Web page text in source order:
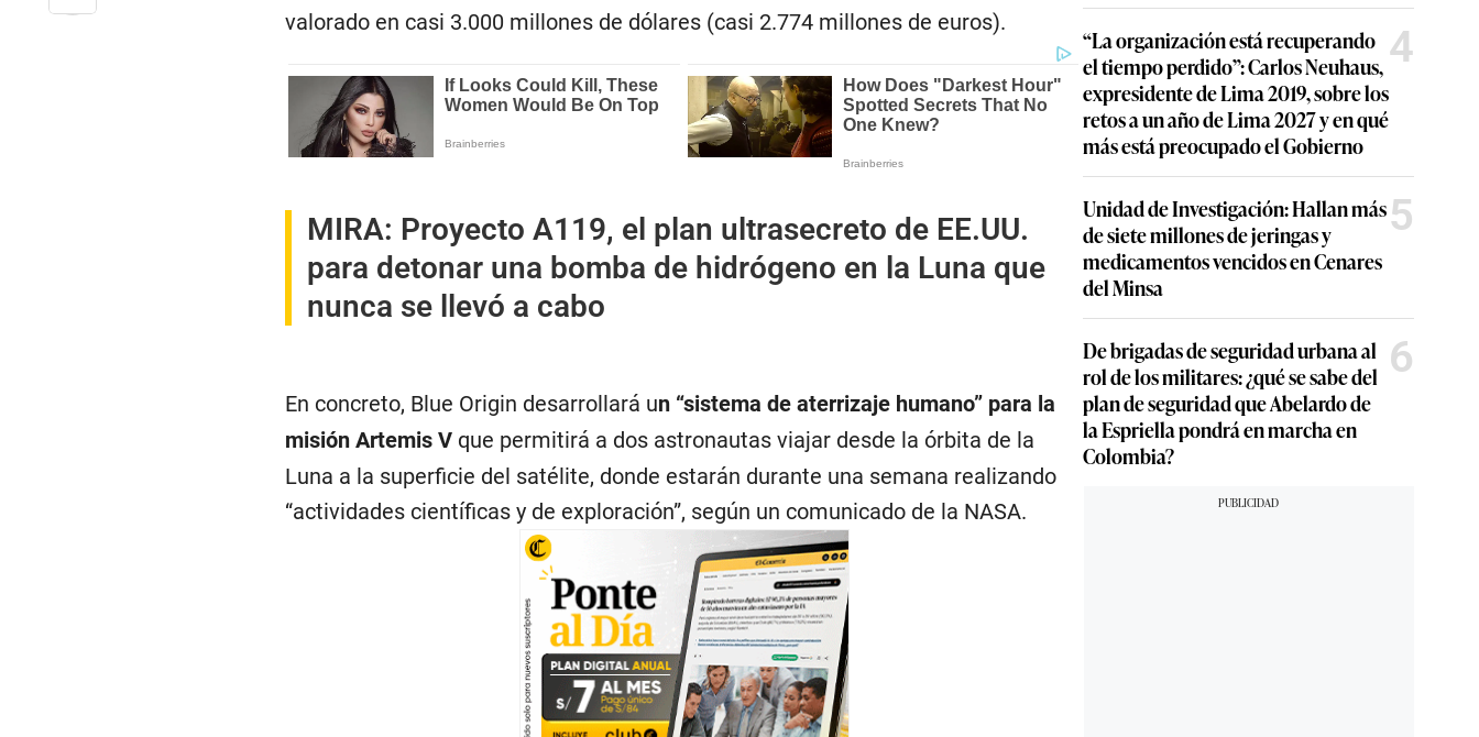
valorado en casi 3.000 millones de dólares (casi 2.774 millones de euros).
MIRA: Proyecto A119, el plan ultrasecreto de EE.UU.
para detonar una bomba de hidrógeno en la Luna que
nunca se llevó a cabo
En concreto, Blue Origin desarrollará un “sistema de aterrizaje humano” para la
misión Artemis Vque permitirá a dos astronautas viajar desde la órbita de la
Luna a la superficie del satélite, donde estarán durante una semana realizando
“actividades científicas y de exploración”, según un comunicado de la NASA.
“La organización está recuperando
el tiempo perdido”: Carlos Neuhaus,
expresidente de Lima 2019, sobre los
retos a un año de Lima 2027 y en qué
más está preocupado el Gobierno
4
Unidad de Investigación: Hallan más
de siete millones de jeringas y
medicamentos vencidos en Cenares
del Minsa
5
De brigadas de seguridad urbana al
rol de los militares: ¿qué se sabe del
plan de seguridad que Abelardo de
la Espriella pondrá en marcha en
Colombia?
6